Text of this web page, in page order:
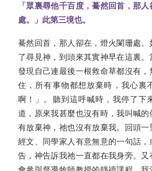
「眾裏尋他千百度，驀然回首，那人
處。」此第三境也。
驀然回首，那人卻在，燈火闌珊處。
了尋見神，到頭來其實神早在這裏。
發現自己連最後一根救命草都沒有，
住，所有事物都想放棄時，我心裏
啊！」。聽到這呼喊時，我停了下
道，原來我甚麼也沒有時，我叫喊的
有放棄神，祂也沒有放棄我。回頭一
經文、同學家人有意無意的一句話，
告，神告訴我祂一直都在我身旁。又